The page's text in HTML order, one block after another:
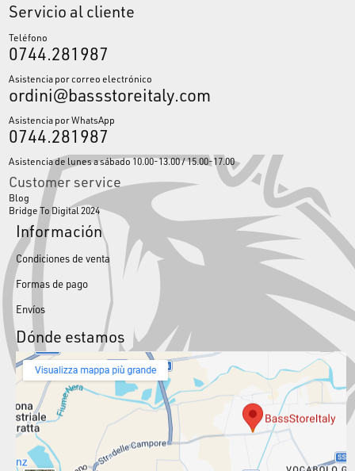
Servicio al cliente
Teléfono
0744.281987
Asistencia por correo electrónico
ordini@bassstoreitaly.com
Asistencia por WhatsApp
0744.281987
Asistencia de lunes a sábado 10.00-13.00 / 15.00-17.00
Customer service
Blog
Bridge To Digital 2024
Información
Condiciones de venta
Formas de pago
Envíos
Dónde estamos